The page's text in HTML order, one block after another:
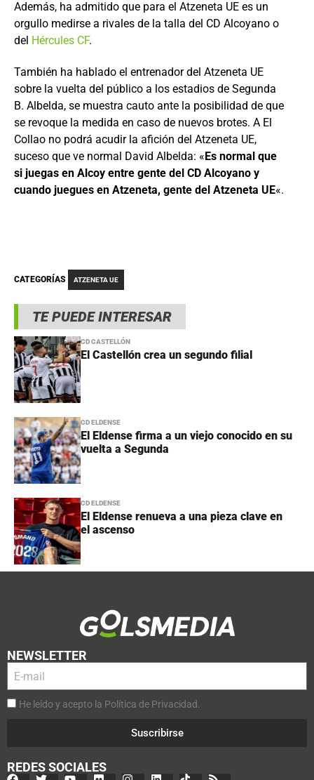
TE PUEDE INTERESAR
CD CASTELLÓN
El Castellón crea un segundo filial
CD ELDENSE
El Eldense firma a un viejo conocido en su
vuelta a Segunda
CD ELDENSE
El Eldense renueva a una pieza clave en
el ascenso
Además, ha admitido que para el Atzeneta UE es un
orgullo medirse a rivales de la talla del CD Alcoyano o
del Hércules CF.
También ha hablado el entrenador del Atzeneta UE
sobre la vuelta del público a los estadios de Segunda
B. Albelda, se muestra cauto ante la posibilidad de que
se revoque la medida en caso de nuevos brotes. A El
Collao no podrá acudir la afición del Atzeneta UE,
suceso que ve normal David Albelda: « Es normal que
si juegas en Alcoy entre gente del CD Alcoyano y
cuando juegues en Atzeneta, gente del Atzeneta UE«.
CATEGORÍAS ATZENETA UE
NEWSLETTER
He leído y acepto la Política de Privacidad.
Suscribirse
REDES SOCIALES